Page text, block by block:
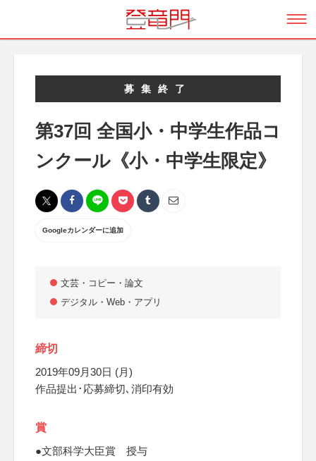
募集終了
第37回 全国小・中学生作品コ
ンクール《小・中学生限定》
Googleカレンダーに追加
文芸・コピー・論文
デジタル・Web・アプリ
締切
2019年09月30日 (月)
作品提出･応募締切､消印有効
賞
●文部科学大臣賞 授与